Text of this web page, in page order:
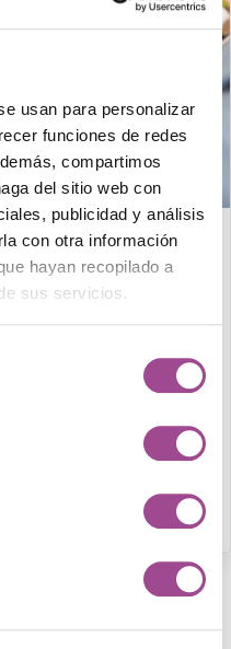
usan para personalizar
funciones de redes
compartimos
del sitio web con
publicidad y análisis
con otra información
hayan recopilado a
sus servicios.
y la
la forma en que las
quedado atrás y